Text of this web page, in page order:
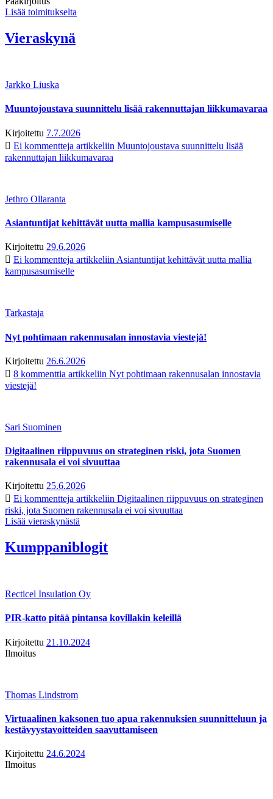
Lisää toimitukselta
Vieraskynä
Jarkko Liuska
Muuntojoustava suunnittelu lisää rakennuttajan liikkumavaraa
Kirjoitettu 7.7.2026
Ei kommentteja artikkeliin Muuntojoustava suunnittelu lisää
rakennuttajan liikkumavaraa
Jethro Ollaranta
Asiantuntijat kehittävät uutta mallia kampusasumiselle
Kirjoitettu 29.6.2026
Ei kommentteja artikkeliin Asiantuntijat kehittävät uutta mallia
kampusasumiselle
Tarkastaja
Nyt pohtimaan rakennusalan innostavia viestejä!
Kirjoitettu 26.6.2026
8 kommenttia artikkeliin Nyt pohtimaan rakennusalan innostavia
viestejä!
Sari Suominen
Digitaalinen riippuvuus on strateginen riski, jota Suomen
rakennusala ei voi sivuuttaa
Kirjoitettu 25.6.2026
Ei kommentteja artikkeliin Digitaalinen riippuvuus on strateginen
riski, jota Suomen rakennusala ei voi sivuuttaa
Lisää vieraskynästä
Kumppaniblogit
Recticel Insulation Oy
PIR-katto pitää pintansa kovillakin keleillä
Kirjoitettu 21.10.2024
Ilmoitus
Thomas Lindstrom
Virtuaalinen kaksonen tuo apua rakennuksien suunnitteluun ja
kestävyystavoitteiden saavuttamiseen
Kirjoitettu 24.6.2024
Ilmoitus